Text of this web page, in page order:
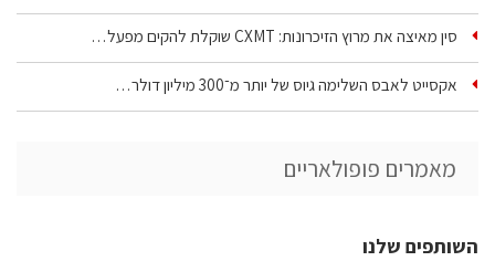
סין מאיצה את מרוץ הזיכרונות: CXMT שוקלת להקים מפעל…
אקסייט לאבס השלימה גיוס של יותר מ־300 מיליון דולר…
מאמרים פופולאריים
השותפים שלנו